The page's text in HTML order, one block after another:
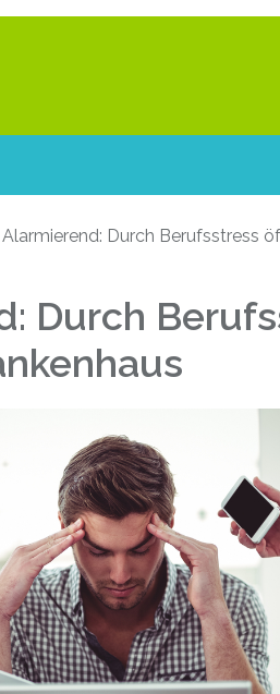
Durch Berufsstress
Durch